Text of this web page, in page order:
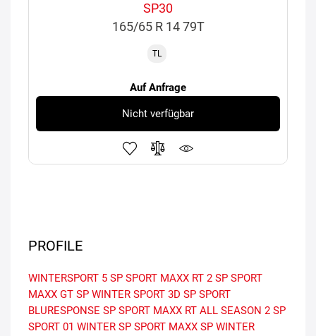
SP30
165/65 R 14 79T
TL
Auf Anfrage
Nicht verfügbar
PROFILE
WINTERSPORT 5 SP SPORT MAXX RT 2 SP SPORT
MAXX GT SP WINTER SPORT 3D SP SPORT
BLURESPONSE SP SPORT MAXX RT ALL SEASON 2 SP
SPORT 01 WINTER SP SPORT MAXX SP WINTER